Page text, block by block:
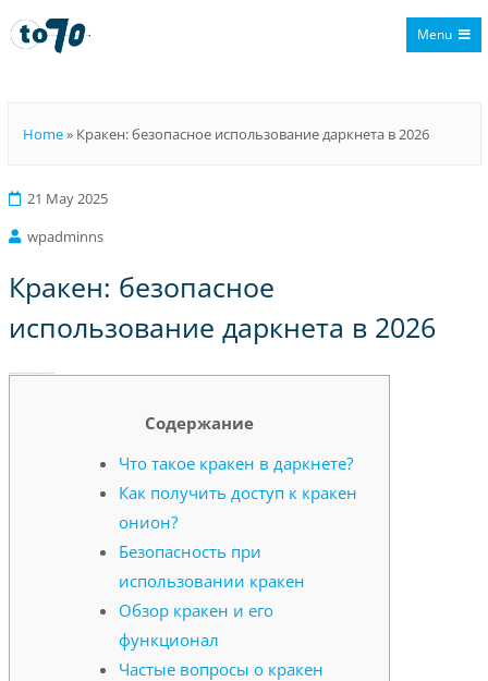
Menu
Home» Кракен: безопасное использование даркнета в 2026
21 May 2025
wpadminns
Кракен: безопасное
использование даркнета в 2026
Содержание
Что такое кракен в даркнете?
Как получить доступ к кракен
онион?
Безопасность при
использовании кракен
Обзор кракен и его
функционал
Частые вопросы о кракен